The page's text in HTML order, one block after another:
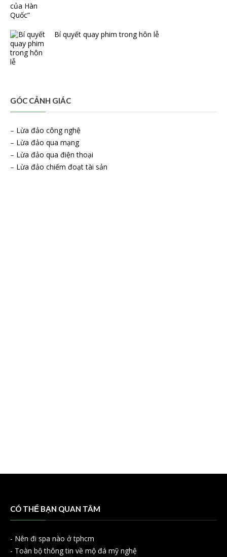
Bí quyết quay phim trong hôn lễ
GÓC CẢNH GIÁC
– Lừa đảo công nghệ
– Lừa đảo qua mạng
– Lừa đảo qua điện thoại
– Lừa đảo chiếm đoạt tài sản
CÓ THỂ BẠN QUAN TÂM
- Nên đi spa nào ở tphcm
- Toàn bộ thông tin về mộ đá mỹ nghệ